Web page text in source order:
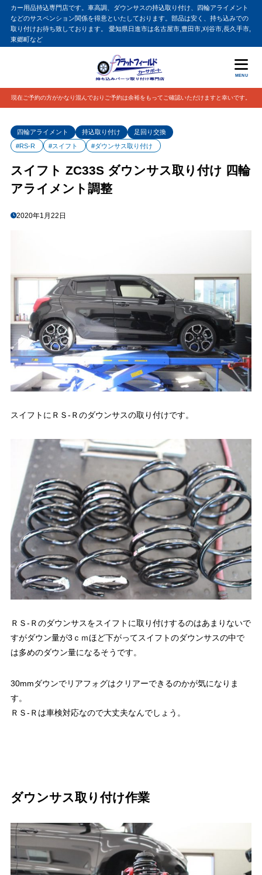
カー用品持込専門店です。車高調、ダウンサスの持込取り付け、四輪アライメント
などのサスペンション関係を得意といたしております。部品は安く、持ち込みでの
取り付けお待ち致しております。 愛知県日進市は名古屋市,豊田市,刈谷市,長久手市,
東郷町など
MENU
現在ご予約の方がかなり混んでおりご予約は余裕をもってご確認いただけますと幸いです。
四輪アライメント 持込取り付け
足回り交換
#RS-R
#スイフト #ダウンサス取り付け
スイフト ZC33S ダウンサス取り付け 四輪
アライメント調整
2020年1月22日
スイフトにＲＳ-Ｒのダウンサスの取り付けです。
ＲＳ-Ｒのダウンサスをスイフトに取り付けするのはあまりないで
すがダウン量が3ｃｍほど下がってスイフトのダウンサスの中で
は多めのダウン量になるそうです。
30mmダウンでリアフォグはクリアーできるのかが気になりま
す。
ＲＳ-Ｒは車検対応なので大丈夫なんでしょう。
ダウンサス取り付け作業